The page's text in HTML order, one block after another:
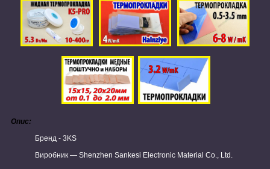
Опис:
Бренд - 3KS
Виробник — Shenzhen Sankesi Electronic Material Co., Ltd.